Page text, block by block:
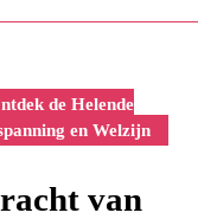
de Helende
en Welzijn
van